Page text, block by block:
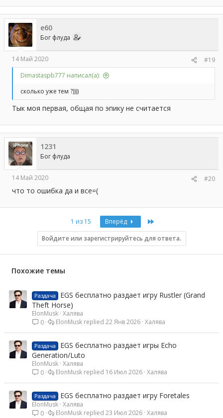
а
к
ц
и
и
:
e60
Бог флуда
14 Май 2020
#19
Dimastaspb777 написал(а):
сколько уже тем ?))))
Тык моя первая, общая по эпику не считается
1231
Бог флуда
14 Май 2020 #20
что то ошибка да и все=(
1 из 15 Вперёд
Войдите или зарегистрируйтесь для ответа.
Похожие темы
Раздача
EGS бесплатно раздает игру Rustler (Grand
Theft Horse)
ElonMusk Халява
0
Халява
22 Янв 2026
ElonMusk
Раздача
EGS бесплатно раздает игры Echo
Generation/Luto
ElonMusk Халява
0
Халява
16 Июл 2026
ElonMusk
Раздача EGS бесплатно раздает игру Foretales
ElonMusk Халява
0
Халява
23 Июл 2026
ElonMusk